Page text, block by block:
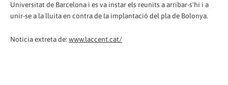
Universitat de Barcelona i es va instar els reunits a arribar-s'hi i a
unir-se a la lluita en contra de la implantació del pla de Bolonya.
Noticia extreta de: www.laccent.cat/